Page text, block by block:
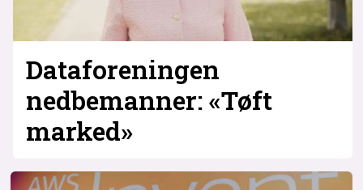
Dataforeningen
nedbemanner: «Tøft
marked»